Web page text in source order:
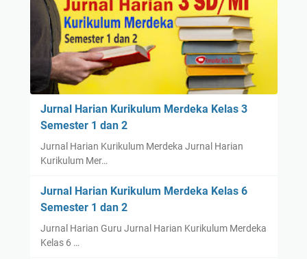
Jurnal Harian Kurikulum Merdeka Kelas 3
Semester 1 dan 2
Jurnal Harian Kurikulum Merdeka Jurnal Harian
Kurikulum Mer…
Jurnal Harian Kurikulum Merdeka Kelas 6
Semester 1 dan 2
Jurnal Harian Guru Jurnal Harian Kurikulum Merdeka
Kelas 6 …